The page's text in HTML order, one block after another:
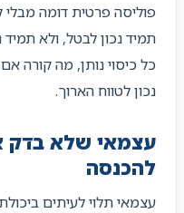
פוליסה פרטית דומה
תמיד נכון לבטל, ולא
כל כיסוי נותן, מה קורה
נכון לטווח הארוך.
עצמאי שלא בדק
להכנסה
עצמאי תלוי לעיתים